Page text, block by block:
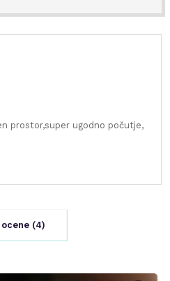
prostor,super ugodno počutje,
ocene (4)